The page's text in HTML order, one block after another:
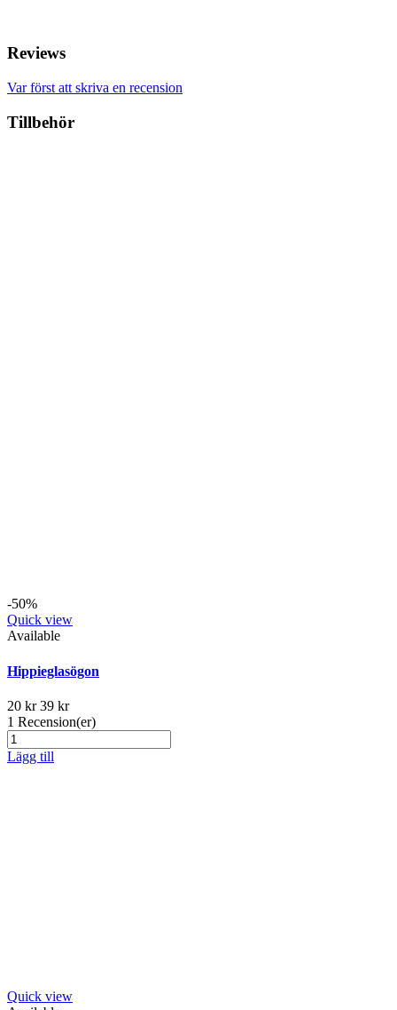
Reviews
Var först att skriva en recension
Tillbehör
-50%
Quick view
Available
Hippieglasögon
20 kr39 kr
1 Recension(er)
Lägg till
Quick view